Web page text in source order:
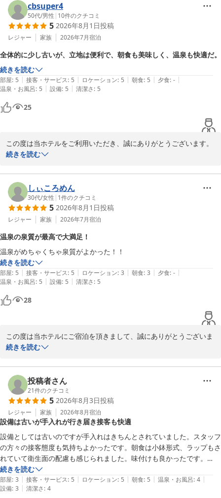
cbsuper4
50代/男性 | 10件のクチコミ
5 2026年8月1日投稿
レジャー 家族 2026年7月宿泊
全体的に少し古いが、立地は便利で、朝食も美味しく、温泉も快適だ。
続きを読む
部屋: 5 | 接客・サービス: 5 | ロケーション: 5 | 朝食: 5 | 夕食: - |
温泉・お風呂: 5 | 設備: 5 | 清潔さ: 5
25
この度は当ホテルをご利用いただき、誠にありがとうございます。
また、ご多忙のところ温かいクチコミをご投稿いただきましたこ
施設の古さにつきましてご不便をおかけした点もあったかと存じま
すが、立地や無料朝食サービス、源泉かけ流しの温泉にご満足いた
だけた様子が伺え、大変嬉しく思っております。
ービスの向上に努めてまいります。
またのお越しを、スタッフ一同心よりお待ちしております。
ホテ
ル　昭和
ホテル 昭和＜山梨県＞
続きを読む
しぃころめん
30代/女性 | 1件のクチコミ
5 2026年8月1日投稿
レジャー 家族 2026年7月宿泊
温泉の泉質が最高で大満足！
温泉がめちゃくちゃ泉質がよかった！！
続きを読む
部屋: 5 | 接客・サービス: 5 | ロケーション: 3 | 朝食: 3 | 夕食: - |
温泉・お風呂: 5 | 設備: 5 | 清潔さ: 5
28
この度は当ホテルにご宿泊を頂きまして、誠にありがとうございま
した。
この間、温泉の分析を久しぶりに行ったところ、泉質が「ナトリウ
ムー炭酸水素塩・塩化物温泉（低張性弱アルカリ性高温泉）」とい
う結果がでました。
ちょっと難しくてよく分からないのですが、分析表によると炭酸水
素イオンとナトリウムイオンが多く含まれているそうです。
効能は？というと、すごく長い説明文があるのですが、まとめると
とにかく身体に良い！という事でした。おおざっぱで、申し訳あり
ません…。
でも、またぜひお越しくださいませ。おまちしております。
ホテル 昭和＜山梨県＞
2026-08-01
続きを読む
投稿者さん
21件のクチコミ
5 2026年8月3日投稿
レジャー 家族 2026年8月宿泊
設備は古いが手入れが行き届き接客も快適
設備としては古いのですが手入れはきちんとされていました。スタッフ
の方々の接客態度も気持ちよかったです。朝食は小鉢形式、ラップもさ
れていて衛生面の配慮も感じられました。味付けも良かったです。
とても気持ち良く過ごせました。
続きを読む
部屋: 3 | 接客・サービス: 5 | ロケーション: 5 | 朝食: 5 | 温泉・お風呂: 4 |
設備: 3 | 清潔さ: 4